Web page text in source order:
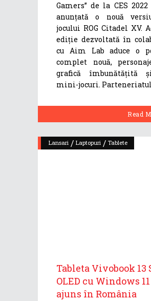
Gamers” de la CES
anunțată o nouă
jocului ROG Citadel XV.
ediție dezvoltată în
cu Aim Lab aduce o
complet nouă,
grafică îmbunătățită
mini-jocuri. Parteneriatul
Read
Lansari / Laptopuri / Tablete
Tableta Vivobook 13
OLED cu Windows
ajuns în România